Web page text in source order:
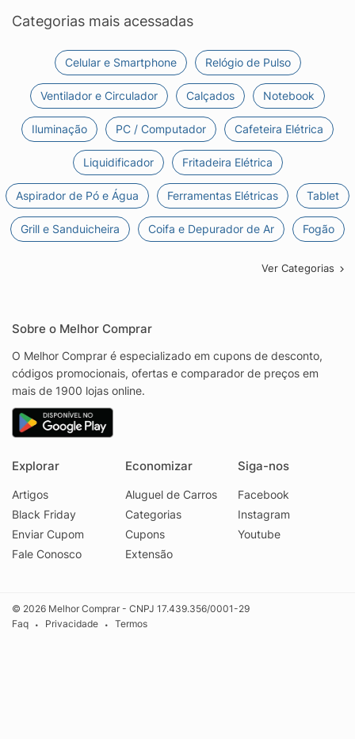
Categorias mais acessadas
Celular e Smartphone Relógio de Pulso
Ventilador e Circulador Calçados Notebook
Iluminação PC / Computador Cafeteira Elétrica
Liquidificador Fritadeira Elétrica
Aspirador de Pó e Água Ferramentas Elétricas Tablet
Grill e Sanduicheira Coifa e Depurador de Ar Fogão
Ver Categorias
Sobre o Melhor Comprar
O Melhor Comprar é especializado em cupons de desconto,
códigos promocionais, ofertas e comparador de preços em
mais de 1900 lojas online.
Explorar
Artigos
Black Friday
Enviar Cupom
Fale Conosco
Economizar
Aluguel de Carros
Categorias
Cupons
Extensão
Siga-nos
Facebook
Instagram
Youtube
© 2026 Melhor Comprar - CNPJ 17.439.356/0001-29
Faq
• Privacidade • Termos